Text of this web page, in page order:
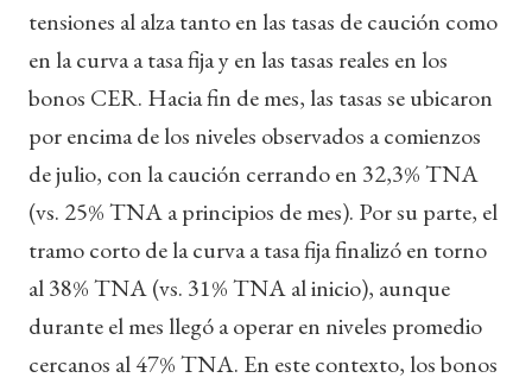
tensiones al alza tanto en las tasas de caución como
en la curva a tasa fija y en las tasas reales en los
bonos CER. Hacia fin de mes, las tasas se ubicaron
por encima de los niveles observados a comienzos
de julio, con la caución cerrando en 32,3% TNA
(vs. 25% TNA a principios de mes). Por su parte, el
tramo corto de la curva a tasa fija finalizó en torno
al 38% TNA (vs. 31% TNA al inicio), aunque
durante el mes llegó a operar en niveles promedio
cercanos al 47% TNA. En este contexto, los bonos